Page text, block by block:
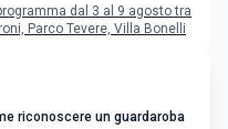
dal 3 al 9 agosto tra
Parco Tevere, Villa Bonelli
riconoscere un guardaroba